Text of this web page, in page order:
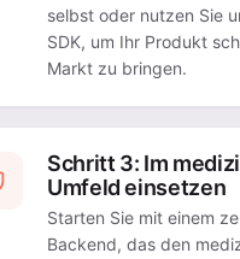
selbst oder nutzen Sie
SDK, um Ihr Produkt
Markt zu bringen.
Schritt 3: Im
Umfeld einsetzen
Starten Sie mit einem
Backend, das den